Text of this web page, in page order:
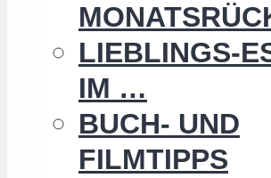
LIEBLINGS-
IM …
BUCH- UND
FILMTIPPS